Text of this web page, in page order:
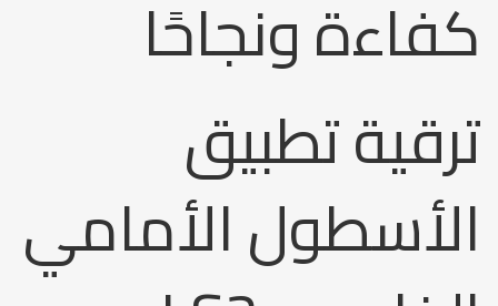
كفاءة ونجاحًا
ترقية تطبيق
الأسطول الأمامي